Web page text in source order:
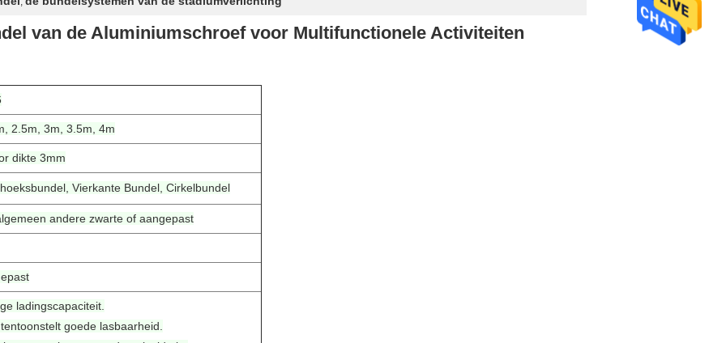
van de Aluminiumschroef voor Multifunctionele Activiteiten
2.5m, 3m, 3.5m, 4m
dikte 3mm
Vierkante Bundel, Cirkelbundel
andere zwarte of aangepast
ladingscapaciteit.
goede lasbaarheid.